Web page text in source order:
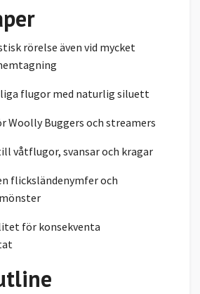
rörelse även vid mycket
flugor med naturlig siluett
Woolly Buggers och streamers
våtflugor, svansar och kragar
flicksländenymfer och
för konsekventa